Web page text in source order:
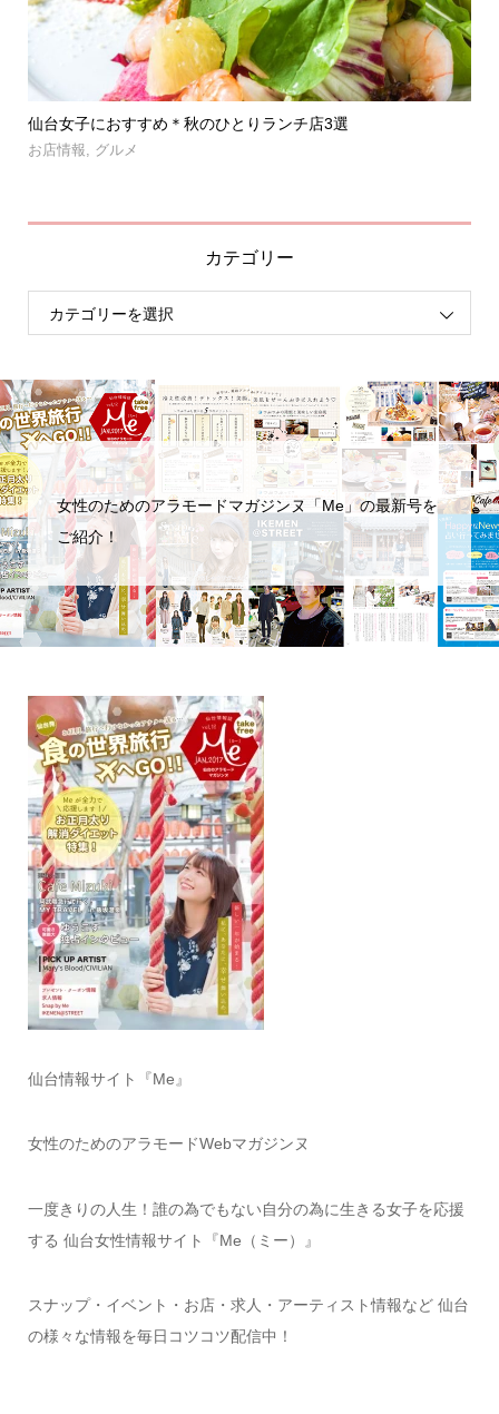
仙台女子におすすめ＊秋のひとりランチ店3選
お店情報 グルメ
カテゴリー
女性のためのアラモードマガジンヌ「Me」の最新号を
ご紹介！
仙台情報サイト『Me』
女性のためのアラモードWebマガジンヌ
一度きりの人生！誰の為でもない自分の為に生きる女子を応援
する 仙台女性情報サイト『Me（ミー）』
スナップ・イベント・お店・求人・アーティスト情報など 仙台
の様々な情報を毎日コツコツ配信中！